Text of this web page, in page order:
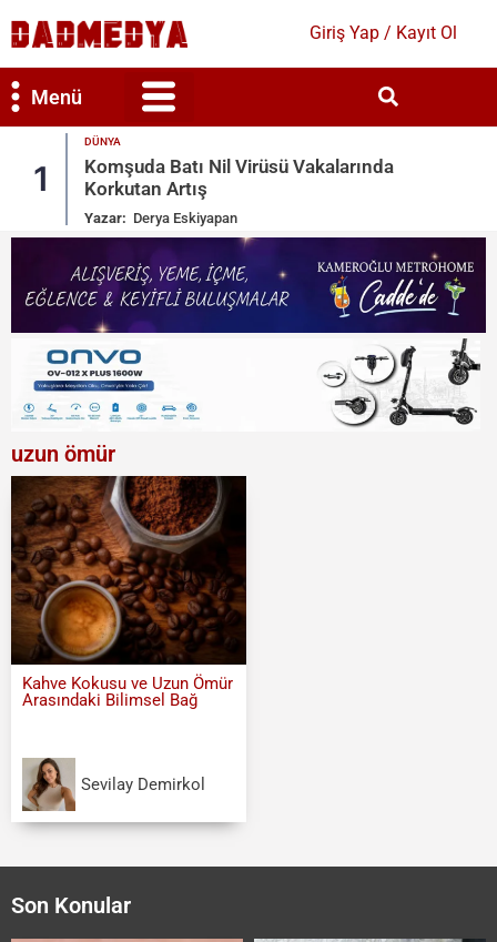
Giriş Yap / Kayıt Ol
Menü
1
DÜNYA
Komşuda Batı Nil Virüsü Vakalarında
Korkutan Artış
Yazar: Derya Eskiyapan
uzun ömür
Kahve Kokusu ve Uzun Ömür
Arasındaki Bilimsel Bağ
Sevilay Demirkol
Son Konular